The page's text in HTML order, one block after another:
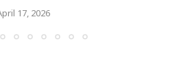
17, 2026